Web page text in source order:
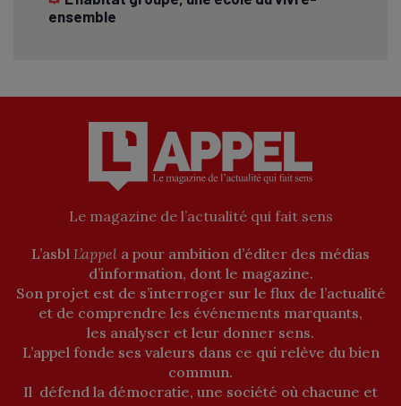
ensemble
Le magazine de l’actualité qui fait sens
L’asbl L’appel a pour ambition d’éditer des médias
d’information, dont le magazine.
Son projet est de s’interroger sur le flux de l’actualité
et de comprendre les événements marquants,
les analyser et leur donner sens.
L’appel fonde ses valeurs dans ce qui relève du bien
commun.
Il défend la démocratie, une société où chacune et